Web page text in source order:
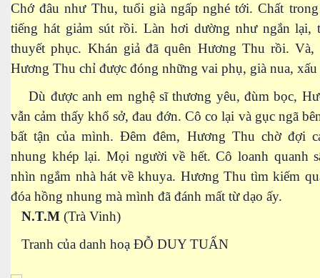
Chớ đâu như Thu, tuổi già ngấp nghé tới. Chất trong
tiếng hát giảm sút rồi. Làn hơi dường như ngắn lại,
thuyết phục. Khán giả đã quên Hương Thu rồi. Và,
Hương Thu chỉ được đóng những vai phụ, già nua,
Dù được anh em nghệ sĩ thương yêu, đùm bọc,
vẫn cảm thấy khổ sở, đau đớn. Cô co lại và gục ngã
bất tận của mình. Đêm đêm, Hương Thu chờ đợi
nhung khép lại. Mọi người về hết. Cô loanh quanh
nhìn ngắm nhà hát về khuya. Hương Thu tìm kiếm
đóa hồng nhung mà mình đã đánh mất từ dạo ấy.
N.T.M (Trà Vinh)
Tranh của danh hoạ ĐỖ DUY TUẤN
Reading
Đài-Tháp London
phát minh